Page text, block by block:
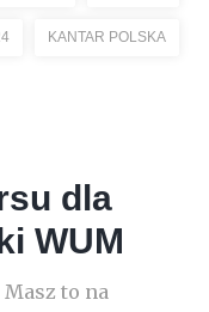
KANTAR POLSKA
dla
WUM
to na